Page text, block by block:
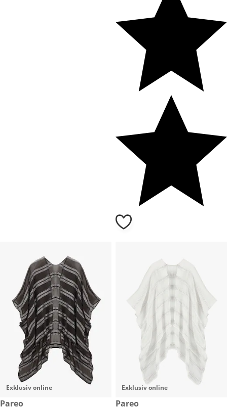
Exklusiv online
€ 46,99
Pareo
Exklusiv online
€ 46,99
Pareo